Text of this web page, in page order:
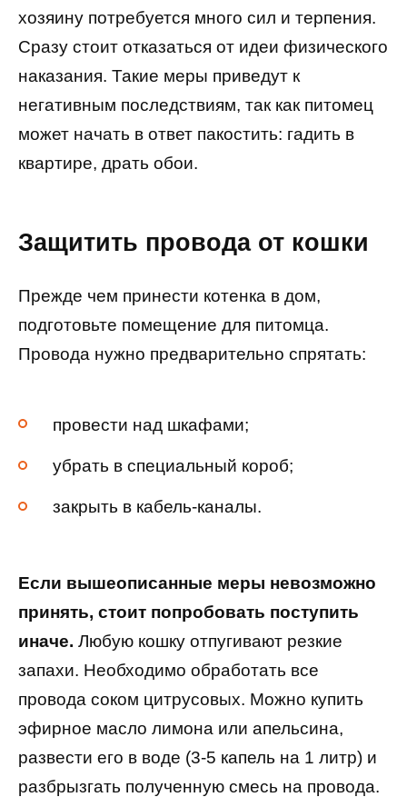
хозяину потребуется много сил и терпения.
Сразу стоит отказаться от идеи физического
наказания. Такие меры приведут к
негативным последствиям, так как питомец
может начать в ответ пакостить: гадить в
квартире, драть обои.
Защитить провода от кошки
Прежде чем принести котенка в дом,
подготовьте помещение для питомца.
Провода нужно предварительно спрятать:
провести над шкафами;
убрать в специальный короб;
закрыть в кабель-каналы.
Если вышеописанные меры невозможно
принять, стоит попробовать поступить
иначе. Любую кошку отпугивают резкие
запахи. Необходимо обработать все
провода соком цитрусовых. Можно купить
эфирное масло лимона или апельсина,
развести его в воде (3-5 капель на 1 литр) и
разбрызгать полученную смесь на провода.